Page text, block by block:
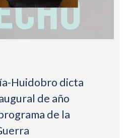
Huidobro dicta
de año
de la